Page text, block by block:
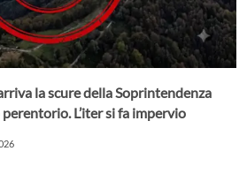
la scure della Soprintendenza
L’iter si fa impervio